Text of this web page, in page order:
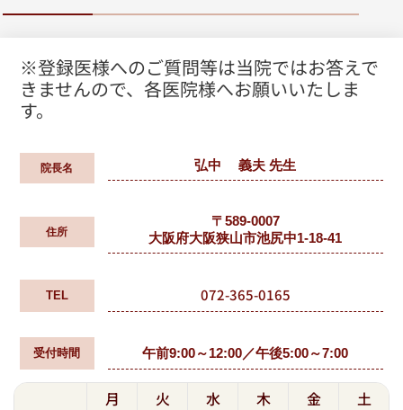
※登録医様へのご質問等は当院ではお答えで
きませんので、各医院様へお願いいたしま
す。
院長名 弘中 義夫 先生
住所
〒589-0007
大阪府大阪狭山市池尻中1-18-41
TEL 072-365-0165
受付時間 午前9:00～12:00／午後5:00～7:00
月 火 水 木 金 土